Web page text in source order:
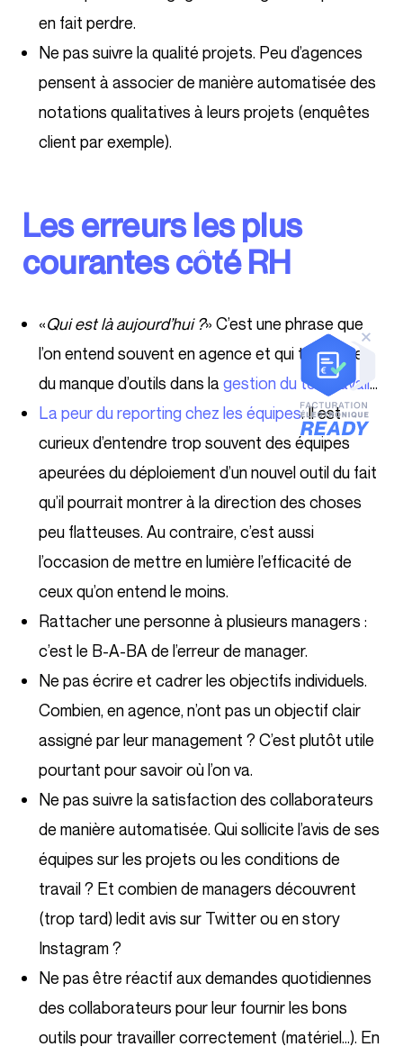
en fait perdre.
Ne pas suivre la qualité projets. Peu d’agences
pensent à associer de manière automatisée des
notations qualitatives à leurs projets (enquêtes
client par exemple).
Les erreurs les plus
courantes côté RH
«Qui est là aujourd’hui ?» C’est une phrase que
l’on entend souvent en agence et qui témoigne
du manque d’outils dans la gestion du télétravail…
La peur du reporting chez les équipes. Il est
curieux d’entendre trop souvent des équipes
apeurées du déploiement d’un nouvel outil du fait
qu’il pourrait montrer à la direction des choses
peu flatteuses. Au contraire, c’est aussi
l’occasion de mettre en lumière l’efficacité de
ceux qu’on entend le moins.
Rattacher une personne à plusieurs managers :
c’est le B-A-BA de l’erreur de manager.
Ne pas écrire et cadrer les objectifs individuels.
Combien, en agence, n’ont pas un objectif clair
assigné par leur management ? C’est plutôt utile
pourtant pour savoir où l’on va.
Ne pas suivre la satisfaction des collaborateurs
de manière automatisée. Qui sollicite l’avis de ses
équipes sur les projets ou les conditions de
travail ? Et combien de managers découvrent
(trop tard) ledit avis sur Twitter ou en story
Instagram ?
Ne pas être réactif aux demandes quotidiennes
des collaborateurs pour leur fournir les bons
outils pour travailler correctement (matériel…). En